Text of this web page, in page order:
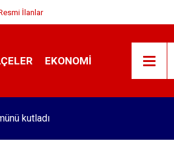
İlanlar
EKONOMI
kutladı